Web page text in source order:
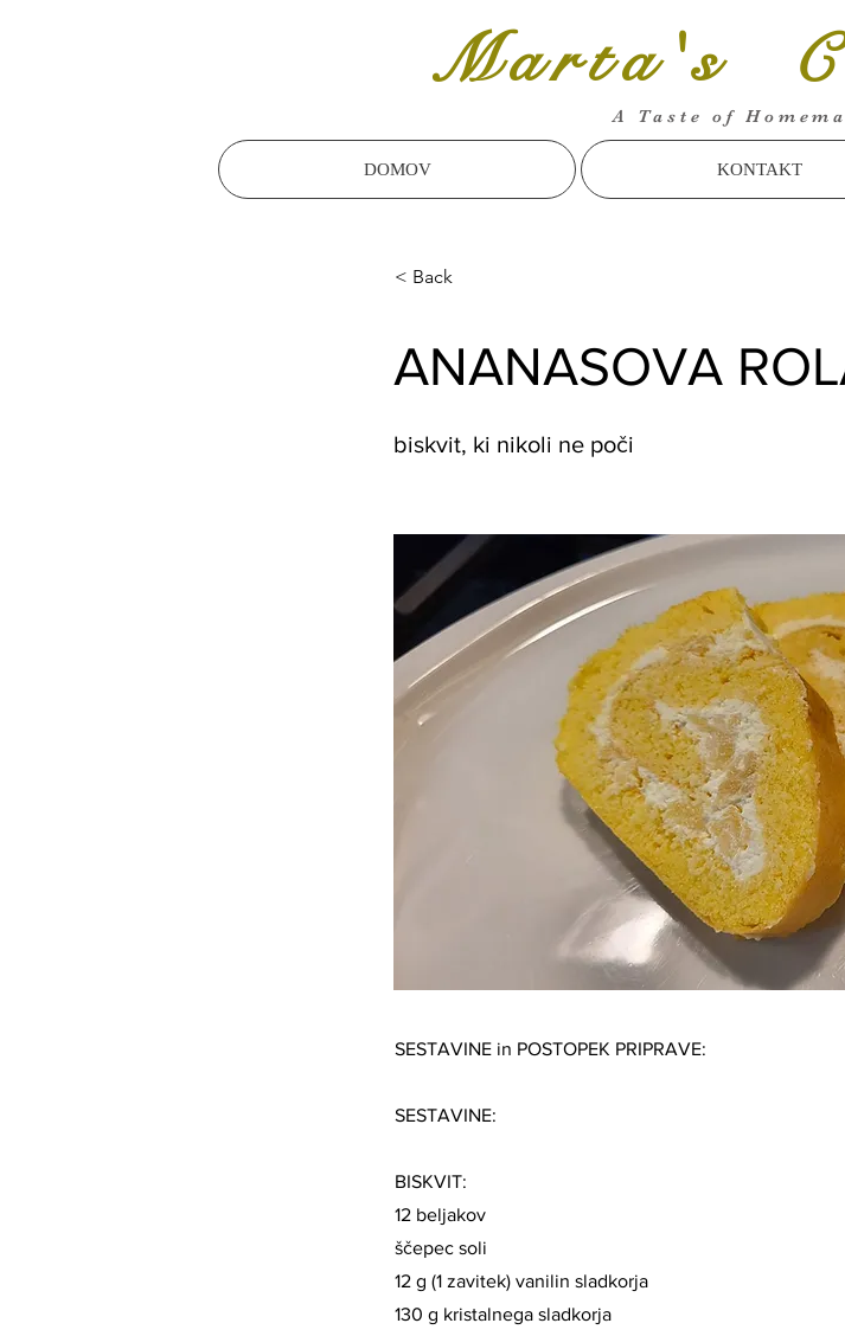
Marta's
A Taste of
DOMOV KONTAKT
< Back
ANANASOVA
biskvit, ki nikoli ne poči
SESTAVINE in POSTOPEK PRIPRAVE:
SESTAVINE:
BISKVIT:
12 beljakov
ščepec soli
12 g (1 zavitek) vanilin sladkorja
130 g kristalnega sladkorja